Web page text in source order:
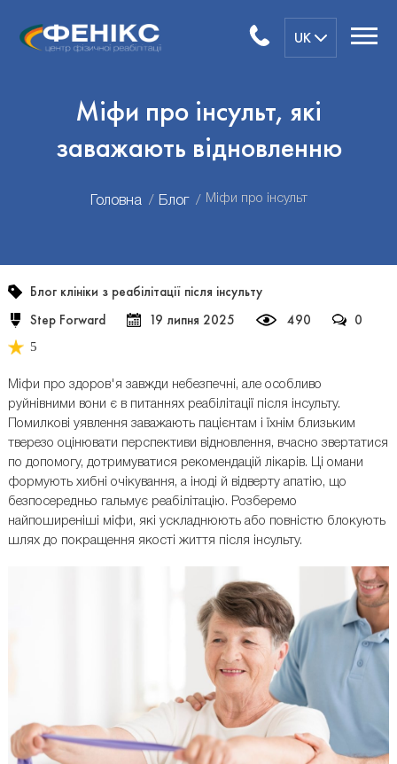
UK
Міфи про інсульт, які
заважають відновленню
Головна Блог Міфи про інсульт
Блог клініки з реабілітації після інсульту
Step Forward
19 липня 2025 490 0
5
Міфи про здоров'я завжди небезпечні, але особливо
руйнівними вони є в питаннях реабілітації після інсульту.
Помилкові уявлення заважають пацієнтам і їхнім близьким
тверезо оцінювати перспективи відновлення, вчасно звертатися
по допомогу, дотримуватися рекомендацій лікарів. Ці омани
формують хибні очікування, а іноді й відверту апатію, що
безпосередньо гальмує реабілітацію. Розберемо
найпоширеніші міфи, які ускладнюють або повністю блокують
шлях до покращення якості життя після інсульту.